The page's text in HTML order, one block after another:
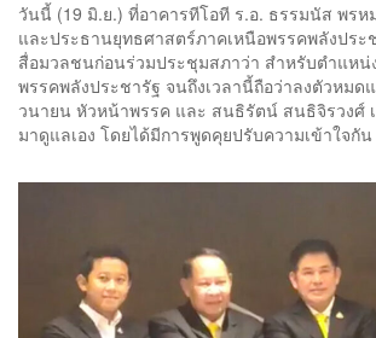
วันนี้ (19 มิ.ย.) ที่อาคารทีโอที ร.อ. ธรรมนัส พรห
และประธานยุทธศาสตร์ภาคเหนือพรรคพลังปร
สื่อมวลชนก่อนร่วมประชุมสภาว่า สำหรับตำแหน่
พรรคพลังประชารัฐ จนถึงเวลานี้ถือว่าลงตัวหมด
วนายน หัวหน้าพรรค และ สนธิรัตน์ สนธิจิรวงศ์
มาดูแลเอง โดยได้มีการพูดคุยปรับความเข้าใจกั